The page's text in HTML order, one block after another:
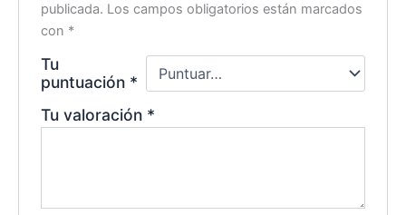
publicada. Los campos obligatorios están marcados
con *
Tu
puntuación *
Tu valoración *